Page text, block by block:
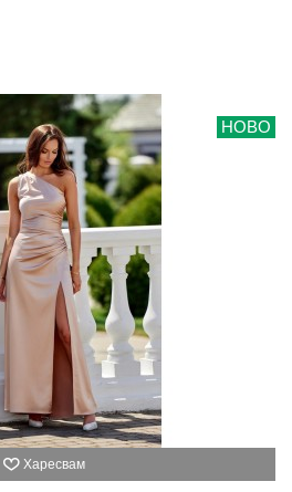
НОВО
Харесвам